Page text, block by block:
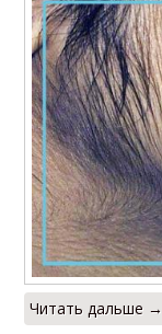
Читать дальше →